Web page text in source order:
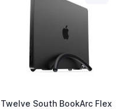
Twelve South BookArc Flex